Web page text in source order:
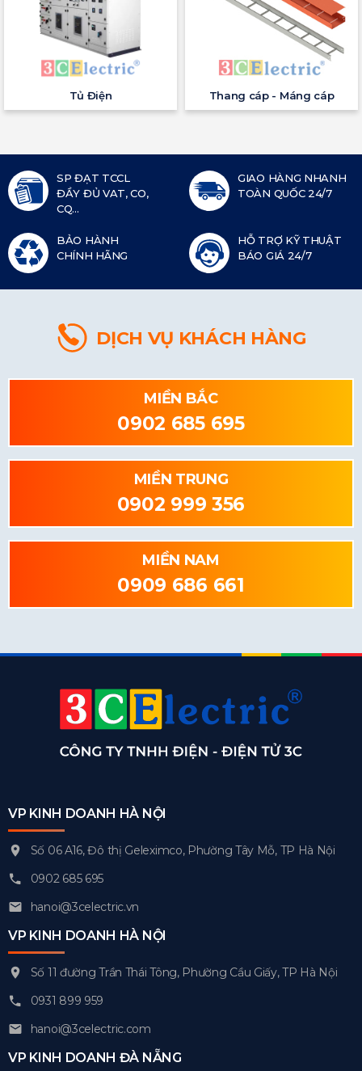
Tủ Điện Thang cáp - Máng cáp
SP ĐẠT TCCL
ĐẦY ĐỦ VAT, CO,
CQ...
GIAO HÀNG NHANH
TOÀN QUỐC 24/7
BẢO HÀNH
CHÍNH HÃNG
HỖ TRỢ KỸ THUẬT
BÁO GIÁ 24/7
DỊCH VỤ KHÁCH HÀNG
MIỀN BẮC
0902 685 695
MIỀN TRUNG
0902 999 356
MIỀN NAM
0909 686 661
VP KINH DOANH HÀ NỘI
Số 06 A16, Đô thị Geleximco, Phường Tây Mỗ, TP Hà Nội
0902 685 695
hanoi@3celectric.vn
VP KINH DOANH HÀ NỘI
Số 11 đường Trần Thái Tông, Phường Cầu Giấy, TP Hà Nội
0931 899 959
hanoi@3celectric.com
VP KINH DOANH ĐÀ NẴNG